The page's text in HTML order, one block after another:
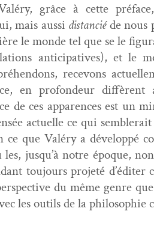
grâce à cette
mais aus­si dis­tan­ciéde nous
le monde tel que se le
antic­i­pa­tives), et le
recevons
en pro­fondeur
de ces apparences est un
actuelle ce qui
ce que Valéry a dévelop­pé
jusqu’à notre époque,
tou­jours pro­jeté
du même genre
les out­ils de la philoso­phie